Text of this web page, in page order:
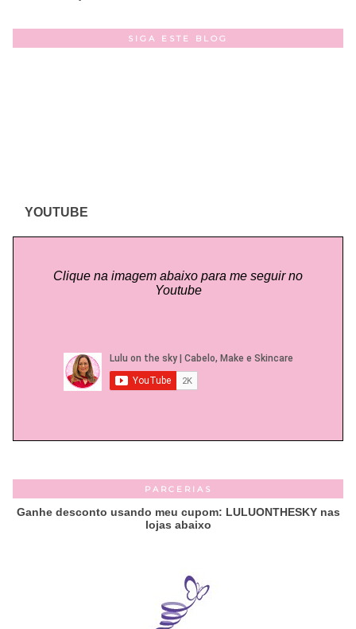
SIGA ESTE BLOG
YOUTUBE
Clique na imagem abaixo para me seguir no
Youtube
PARCERIAS
Ganhe desconto usando meu cupom: LULUONTHESKY nas
lojas abaixo